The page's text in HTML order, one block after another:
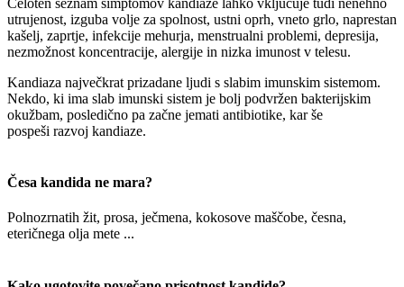
utrujenost, izguba volje za spolnost, ustni oprh, vneto grlo, naprestan
kašelj, zaprtje, infekcije mehurja, menstrualni problemi, depresija,
nezmožnost koncentracije, alergije in nizka imunost v telesu.
Kandiaza največkrat prizadane ljudi s slabim imunskim sistemom.
Nekdo, ki ima slab imunski sistem je bolj podvržen bakterijskim
okužbam, posledično pa začne jemati antibiotike, kar še
pospeši razvoj kandiaze.
Česa kandida ne mara?
Polnozrnatih žit, prosa, ječmena, kokosove maščobe, česna,
eteričnega olja mete ...